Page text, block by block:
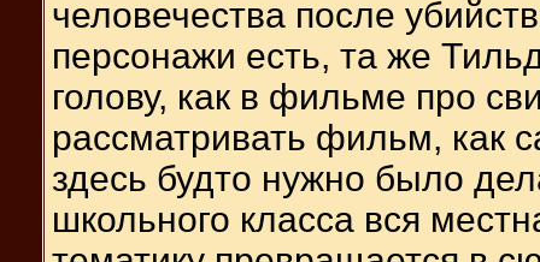
человечества после
персонажи есть, та же
голову, как в фильме про
рассматривать фильм, как
здесь будто нужно было
школьного класса вся